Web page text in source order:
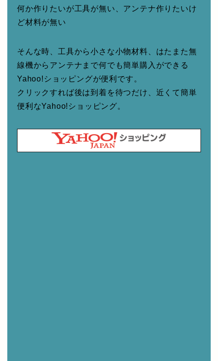
何か作りたいが工具が無い、アンテナ作りたいけ
ど材料が無い
そんな時、工具から小さな小物材料、はたまた無
線機からアンテナまで何でも簡単購入ができる
Yahoo!ショッピングが便利です。
クリックすれば後は到着を待つだけ、近くて簡単
便利なYahoo!ショッピング。